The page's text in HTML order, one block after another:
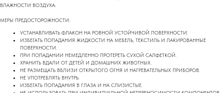
ВЛАЖНОСТИ ВОЗДУХА.
МЕРЫ ПРЕДОСТОРОЖНОСТИ:
УСТАНАВЛИВАТЬ ФЛАКОН НА РОВНОЙ УСТОЙЧИВОЙ ПОВЕРХНОСТИ.
ИЗБЕГАТЬ ПОПАДАНИЯ ЖИДКОСТИ НА МЕБЕЛЬ, ТЕКСТИЛЬ И ЛАКИРОВАННЫЕ
ПОВЕРХНОСТИ.
ПРИ ПОПАДАНИИ НЕМЕДЛЕННО ПРОТЕРЕТЬ СУХОЙ САЛФЕТКОЙ.
ХРАНИТЬ ВДАЛИ ОТ ДЕТЕЙ И ДОМАШНИХ ЖИВОТНЫХ.
НЕ РАЗМЕЩАТЬ ВБЛИЗИ ОТКРЫТОГО ОГНЯ И НАГРЕВАТЕЛЬНЫХ ПРИБОРОВ.
НЕ УПОТРЕБЛЯТЬ ВНУТРЬ.
ИЗБЕГАТЬ ПОПАДАНИЯ В ГЛАЗА И НА СЛИЗИСТЫЕ.